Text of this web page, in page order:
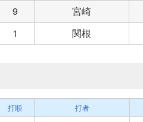
9
宮崎
1 関根
打順 打者